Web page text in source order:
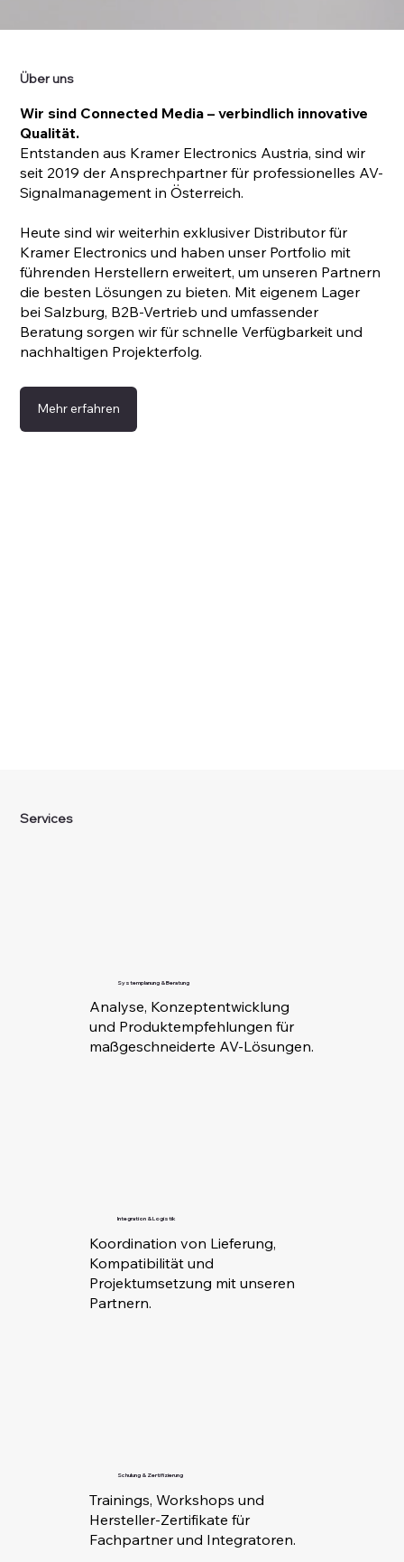
Über uns
Wir sind Connected Media – verbindlich innovative
Qualität.
Entstanden aus Kramer Electronics Austria, sind wir
seit 2019 der Ansprechpartner für professionelles AV-
Signalmanagement in Österreich.
Heute sind wir weiterhin exklusiver Distributor für
Kramer Electronics und haben unser Portfolio mit
führenden Herstellern erweitert, um unseren Partnern
die besten Lösungen zu bieten. Mit eigenem Lager
bei Salzburg, B2B-Vertrieb und umfassender
Beratung sorgen wir für schnelle Verfügbarkeit und
nachhaltigen Projekterfolg.
Mehr erfahren
Services
Systemplanung & Beratung
Analyse, Konzeptentwicklung
und Produktempfehlungen für
maßgeschneiderte AV-Lösungen.
Integration & Logistik
Koordination von Lieferung,
Kompatibilität und
Projektumsetzung mit unseren
Partnern.
Schulung & Zertifizierung
Trainings, Workshops und
Hersteller-Zertifikate für
Fachpartner und Integratoren.